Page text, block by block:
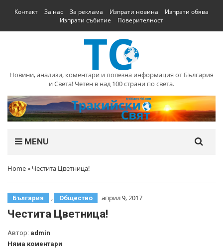
Контакт За нас За реклама Изпрати новина
Изпрати обява
Изпрати събитие
Поверителност
Новини, анализи, коментари и полезна информация от България
и Света! Четен в над 100 страни по света.
MENU
Home» Честита Цветница!
България , Общество април 9, 2017
Честита Цветница!
Автор: admin
Няма коментари